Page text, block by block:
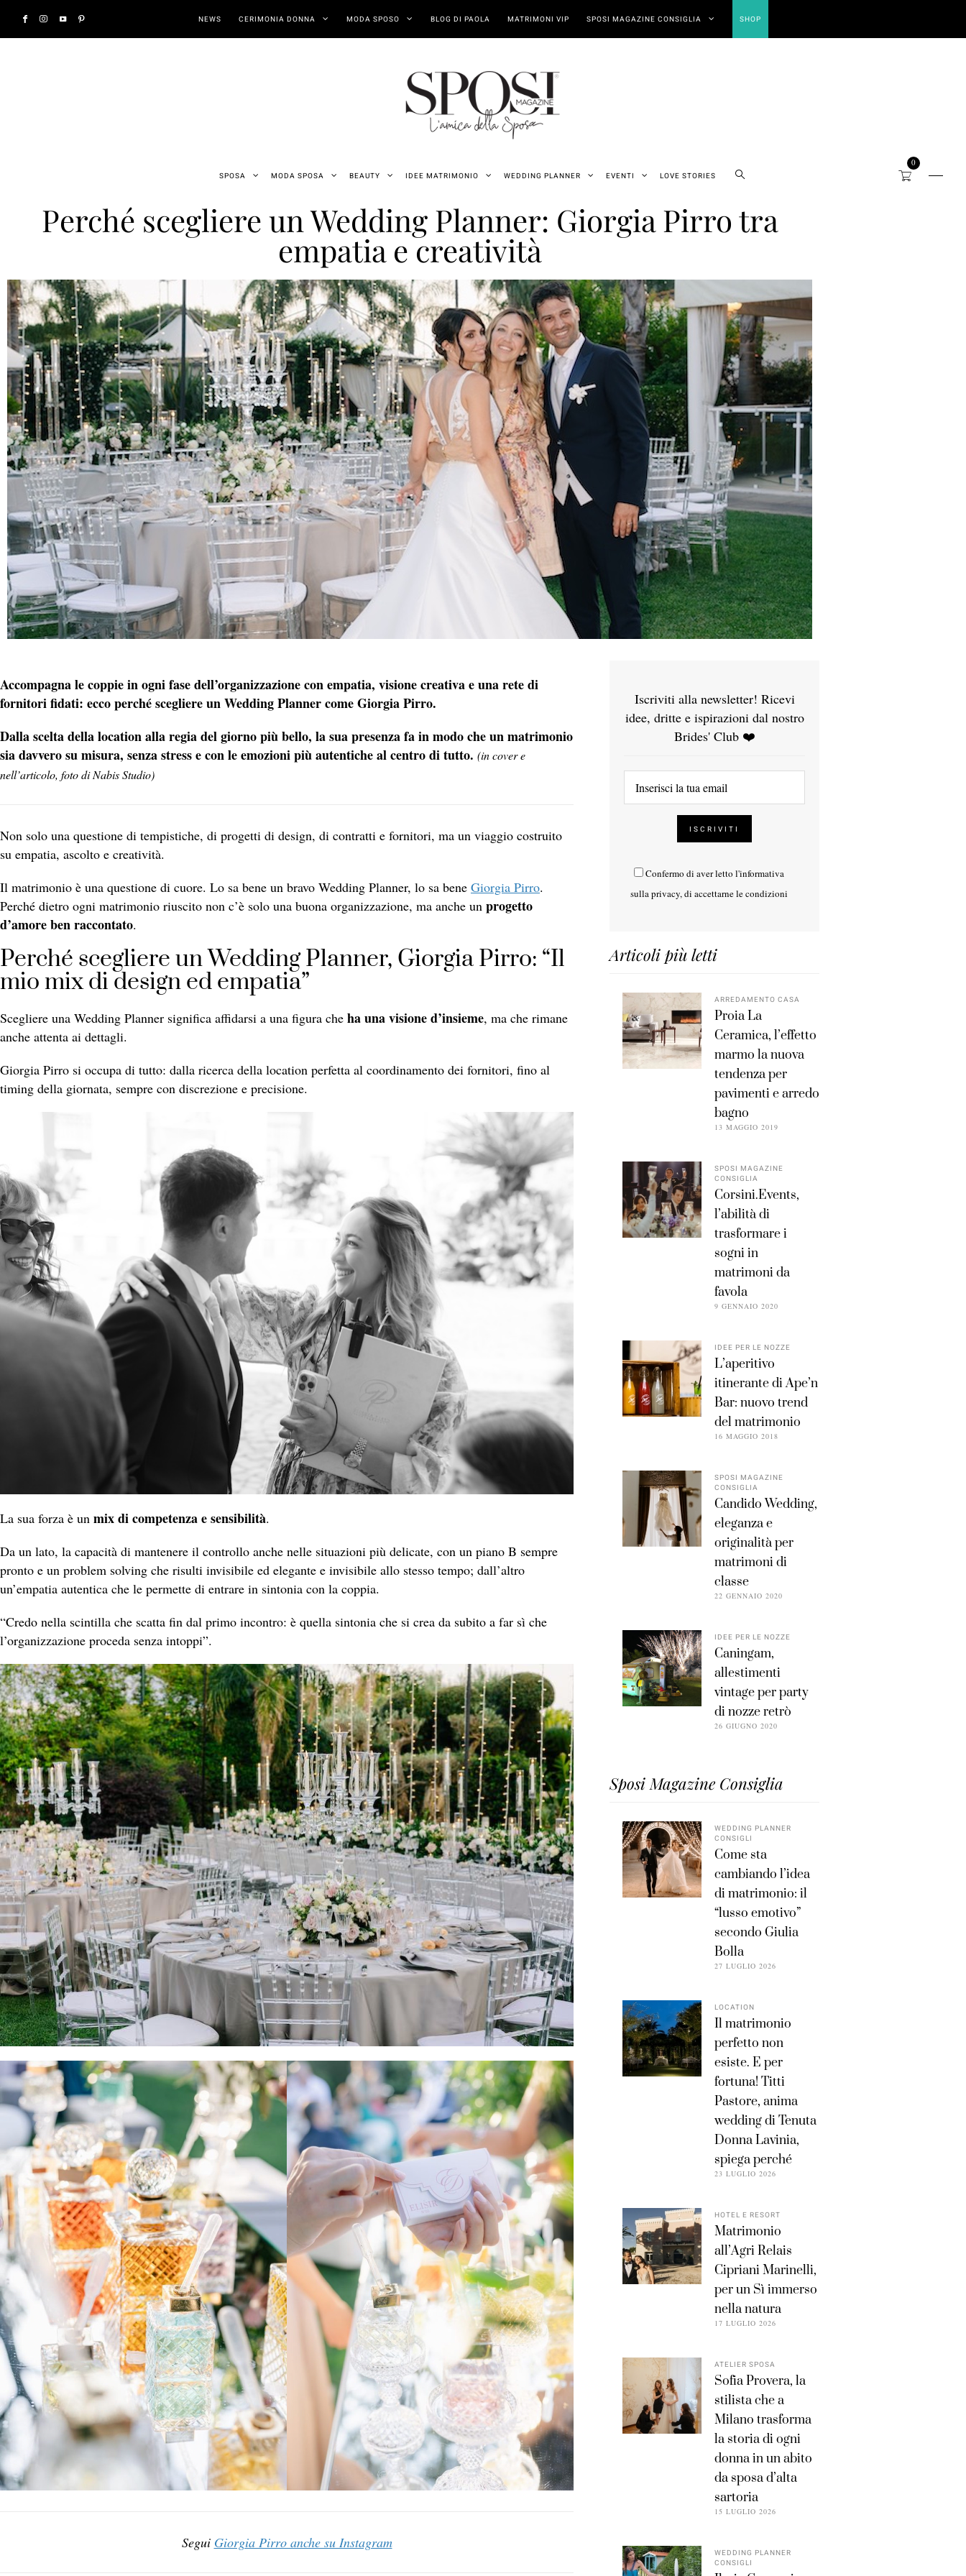
NEWS CERIMONIA DONNA MODA SPOSO BLOG DI PAOLA MATRIMONI VIP SPOSI MAGAZINE CONSIGLIA SHOP
SPOSA MODA SPOSA BEAUTY IDEE MATRIMONIO WEDDING PLANNER EVENTI LOVE STORIES
0
Perché scegliere un Wedding Planner: Giorgia Pirro tra
empatia e creatività
Accompagna le coppie in ogni fase dell’organizzazione con empatia, visione creativa e una rete di
fornitori fidati: ecco perché scegliere un Wedding Planner come Giorgia Pirro.
Dalla scelta della location alla regia del giorno più bello, la sua presenza fa in modo che un matrimonio
sia davvero su misura, senza stress e con le emozioni più autentiche al centro di tutto. (in cover e
nell’articolo, foto di Nabis Studio)
Non solo una questione di tempistiche, di progetti di design, di contratti e fornitori, ma un viaggio costruito
su empatia, ascolto e creatività.
Il matrimonio è una questione di cuore. Lo sa bene un bravo Wedding Planner, lo sa bene Giorgia Pirro.
Perché dietro ogni matrimonio riuscito non c’è solo una buona organizzazione, ma anche un progetto
d’amore ben raccontato.
Perché scegliere un Wedding Planner, Giorgia Pirro: “Il
mio mix di design ed empatia”
Scegliere una Wedding Planner significa affidarsi a una figura che ha una visione d’insieme, ma che rimane
anche attenta ai dettagli.
Giorgia Pirro si occupa di tutto: dalla ricerca della location perfetta al coordinamento dei fornitori, fino al
timing della giornata, sempre con discrezione e precisione.
La sua forza è un mix di competenza e sensibilità.
Da un lato, la capacità di mantenere il controllo anche nelle situazioni più delicate, con un piano B sempre
pronto e un problem solving che risulti invisibile ed elegante e invisibile allo stesso tempo; dall’altro
un’empatia autentica che le permette di entrare in sintonia con la coppia.
“Credo nella scintilla che scatta fin dal primo incontro: è quella sintonia che si crea da subito a far sì che
l’organizzazione proceda senza intoppi”.
Segui Giorgia Pirro anche su Instagram
Iscriviti alla newsletter! Ricevi
idee, dritte e ispirazioni dal nostro
Brides' Club ❤️
Confermo di aver letto l'informativa
sulla privacy, di accettarne le condizioni
Articoli più letti
ARREDAMENTO CASA
Proia La
Ceramica, l’effetto
marmo la nuova
tendenza per
pavimenti e arredo
bagno
13 MAGGIO 2019
SPOSI MAGAZINE
CONSIGLIA
Corsini.Events,
l’abilità di
trasformare i
sogni in
matrimoni da
favola
9 GENNAIO 2020
IDEE PER LE NOZZE
L’aperitivo
itinerante di Ape’n
Bar: nuovo trend
del matrimonio
16 MAGGIO 2018
SPOSI MAGAZINE
CONSIGLIA
Candido Wedding,
eleganza e
originalità per
matrimoni di
classe
22 GENNAIO 2020
IDEE PER LE NOZZE
Caningam,
allestimenti
vintage per party
di nozze retrò
26 GIUGNO 2020
Sposi Magazine Consiglia
WEDDING PLANNER
CONSIGLI
Come sta
cambiando l’idea
di matrimonio: il
“lusso emotivo”
secondo Giulia
Bolla
27 LUGLIO 2026
LOCATION
Il matrimonio
perfetto non
esiste. E per
fortuna! Titti
Pastore, anima
wedding di Tenuta
Donna Lavinia,
spiega perché
23 LUGLIO 2026
HOTEL E RESORT
Matrimonio
all’Agri Relais
Cipriani Marinelli,
per un Sì immerso
nella natura
17 LUGLIO 2026
ATELIER SPOSA
Sofia Provera, la
stilista che a
Milano trasforma
la storia di ogni
donna in un abito
da sposa d’alta
sartoria
15 LUGLIO 2026
WEDDING PLANNER
CONSIGLI